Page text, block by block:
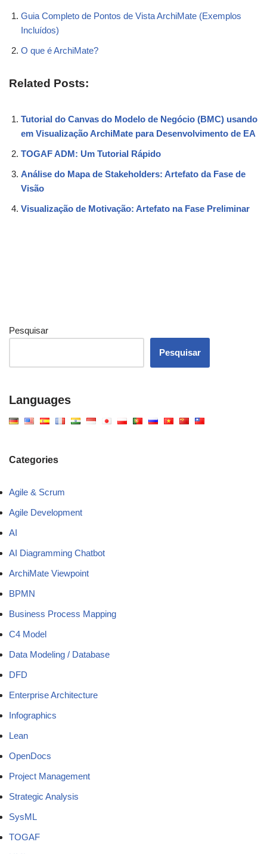
Guia Completo de Pontos de Vista ArchiMate (Exemplos
Incluídos)
O que é ArchiMate?
Related Posts:
Tutorial do Canvas do Modelo de Negócio (BMC) usando
em Visualização ArchiMate para Desenvolvimento de EA
TOGAF ADM: Um Tutorial Rápido
Análise do Mapa de Stakeholders: Artefato da Fase de
Visão
Visualização de Motivação: Artefato na Fase Preliminar
Pesquisar
Pesquisar
Languages
Categories
Agile & Scrum
Agile Development
AI
AI Diagramming Chatbot
ArchiMate Viewpoint
BPMN
Business Process Mapping
C4 Model
Data Modeling / Database
DFD
Enterprise Architecture
Infographics
Lean
OpenDocs
Project Management
Strategic Analysis
SysML
TOGAF